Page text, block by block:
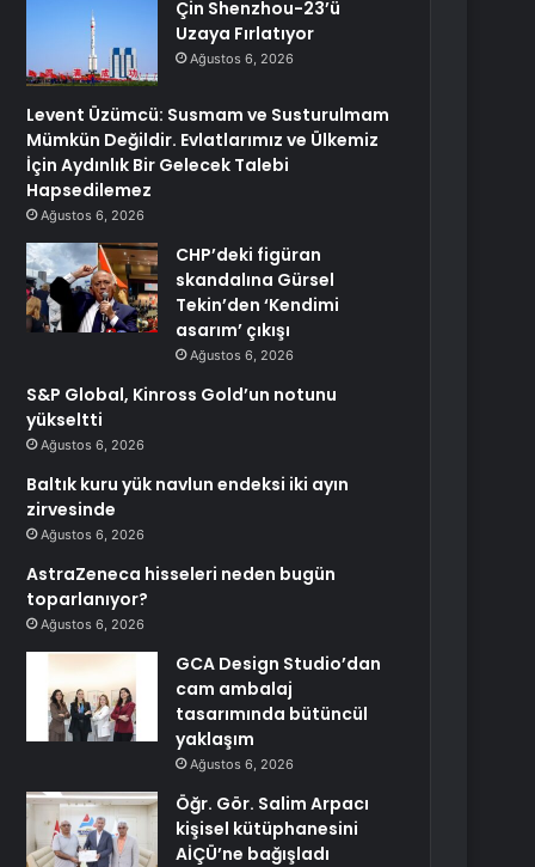
Çin Shenzhou-23’ü
Uzaya Fırlatıyor
Ağustos 6, 2026
Levent Üzümcü: Susmam ve Susturulmam
Mümkün Değildir. Evlatlarımız ve Ülkemiz
İçin Aydınlık Bir Gelecek Talebi
Hapsedilemez
Ağustos 6, 2026
CHP’deki figüran
skandalına Gürsel
Tekin’den ‘Kendimi
asarım’ çıkışı
Ağustos 6, 2026
S&P Global, Kinross Gold’un notunu
yükseltti
Ağustos 6, 2026
Baltık kuru yük navlun endeksi iki ayın
zirvesinde
Ağustos 6, 2026
AstraZeneca hisseleri neden bugün
toparlanıyor?
Ağustos 6, 2026
GCA Design Studio’dan
cam ambalaj
tasarımında bütüncül
yaklaşım
Ağustos 6, 2026
Öğr. Gör. Salim Arpacı
kişisel kütüphanesini
AİÇÜ’ne bağışladı